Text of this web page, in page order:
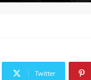
Twitter